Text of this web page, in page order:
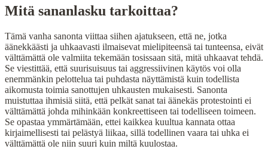
When to Use This Content
Finding Finnish proverbs about specific topics
Understanding Finnish cultural wisdom
Learning Finnish language through proverbs
Finding quotes for speeches or writing
Cultural Context
Language: Finnish (suomi)
Origin:Finland
Mitä sananlasku tarkoittaa?
Tämä vanha sanonta viittaa siihen ajatukseen, että ne, jotka
äänekkäästi ja uhkaavasti ilmaisevat mielipiteensä tai tunteensa, eivät
välttämättä ole valmiita tekemään tosissaan sitä, mitä uhkaavat tehdä.
Se viestittää, että suurisuisuus tai aggressiivinen käytös voi olla
enemmänkin pelottelua tai puhdasta näyttämistä kuin todellista
aikomusta toimia sanottujen uhkausten mukaisesti. Sanonta
muistuttaa ihmisiä siitä, että pelkät sanat tai äänekäs protestointi ei
välttämättä johda mihinkään konkreettiseen tai todelliseen toimeen.
Se opastaa ymmärtämään, ettei kaikkea kuultua kannata ottaa
kirjaimellisesti tai pelästyä liikaa, sillä todellinen vaara tai uhka ei
välttämättä ole niin suuri kuin miltä kuulostaa.